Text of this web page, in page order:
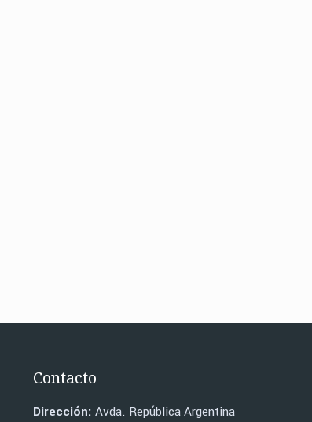
Contacto
Dirección: Avda. República Argentina